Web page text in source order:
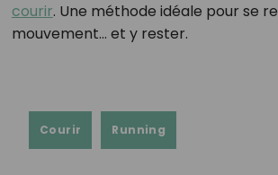
courir. Une méthode idéale pour se
mouvement… et y rester.
Courir Running